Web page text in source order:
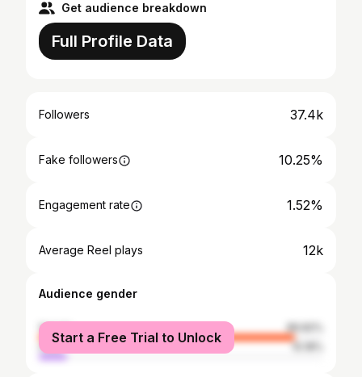
Get audience breakdown
Full Profile Data
Followers 37.4k
Fake followers 10.25%
Engagement rate 1.52%
Average Reel plays 12k
Audience gender
female
89.82%
male
10.18%
Start a Free Trial to Unlock